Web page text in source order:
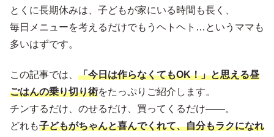
とくに長期休みは、子どもが家にいる時間も長く、
毎日メニューを考えるだけでもうヘトヘト…というママも
多いはずです。
この記事では、 「今日は作らなくてもOK！」と思える昼
ごはんの乗り切り術をたっぷりご紹介します。
チンするだけ、のせるだけ、買ってくるだけ――。
どれも子どもがちゃんと喜んでくれて、自分もラクになれ